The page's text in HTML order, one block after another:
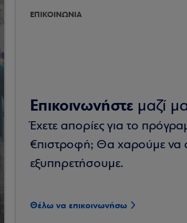
ΕΠΙΚΟΙΝΩΝΙΑ
Επικοινωνήστε μαζί
Έχετε απορίες για το
€πιστροφή; Θα χαρούμε να
εξυπηρετήσουμε.
Θέλω να επικοινωνήσω